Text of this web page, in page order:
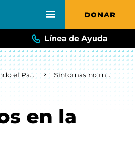
DONAR
Línea de Ayuda
Entendiendo el Parkinson Síntomas no motores
en la